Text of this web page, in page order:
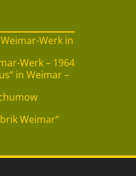
Werk in
Werk – 1964
in Weimar –
Weimar“